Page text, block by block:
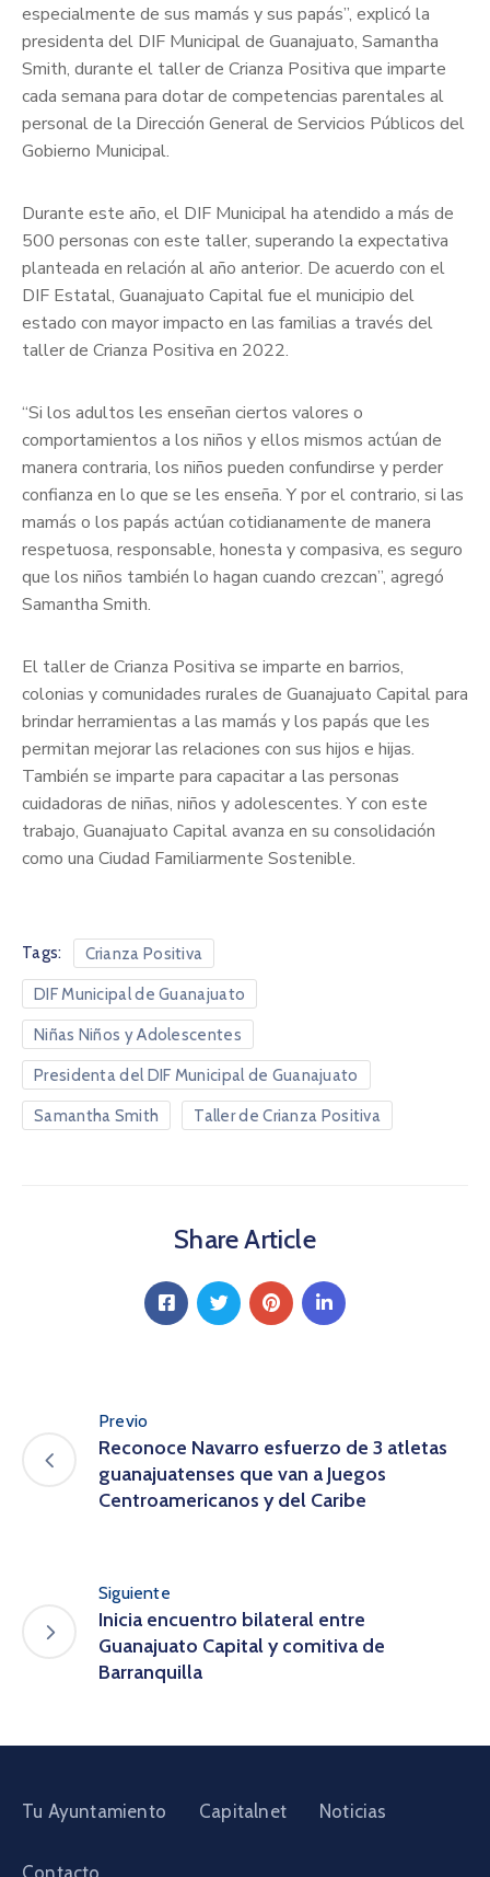
especialmente de sus mamás y sus papás”, explicó la
presidenta del DIF Municipal de Guanajuato, Samantha
Smith, durante el taller de Crianza Positiva que imparte
cada semana para dotar de competencias parentales al
personal de la Dirección General de Servicios Públicos del
Gobierno Municipal.
Durante este año, el DIF Municipal ha atendido a más de
500 personas con este taller, superando la expectativa
planteada en relación al año anterior. De acuerdo con el
DIF Estatal, Guanajuato Capital fue el municipio del
estado con mayor impacto en las familias a través del
taller de Crianza Positiva en 2022.
“Si los adultos les enseñan ciertos valores o
comportamientos a los niños y ellos mismos actúan de
manera contraria, los niños pueden confundirse y perder
confianza en lo que se les enseña. Y por el contrario, si las
mamás o los papás actúan cotidianamente de manera
respetuosa, responsable, honesta y compasiva, es seguro
que los niños también lo hagan cuando crezcan”, agregó
Samantha Smith.
El taller de Crianza Positiva se imparte en barrios,
colonias y comunidades rurales de Guanajuato Capital para
brindar herramientas a las mamás y los papás que les
permitan mejorar las relaciones con sus hijos e hijas.
También se imparte para capacitar a las personas
cuidadoras de niñas, niños y adolescentes. Y con este
trabajo, Guanajuato Capital avanza en su consolidación
como una Ciudad Familiarmente Sostenible.
Tags: Crianza Positiva
DIF Municipal de Guanajuato
Niñas Niños y Adolescentes
Presidenta del DIF Municipal de Guanajuato
Samantha Smith Taller de Crianza Positiva
Share Article
Previo
Reconoce Navarro esfuerzo de 3 atletas
guanajuatenses que van a Juegos
Centroamericanos y del Caribe
Siguiente
Inicia encuentro bilateral entre
Guanajuato Capital y comitiva de
Barranquilla
Tu Ayuntamiento Capitalnet Noticias
Contacto